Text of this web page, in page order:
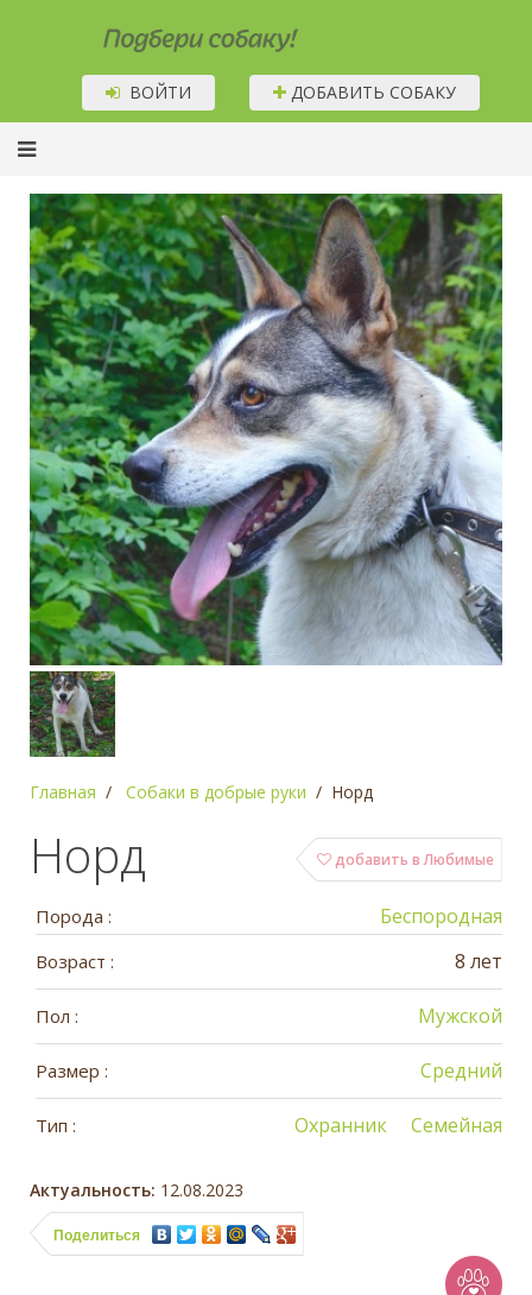
Подбери собаку!
ВОЙТИ ДОБАВИТЬ СОБАКУ
Главная Собаки в добрые руки Норд
добавить в Любимые
Норд
Порода : Беспородная
Возраст : 8 лет
Пол : Мужской
Размер : Средний
Тип : Семейная
Охранник
Актуальность: 12.08.2023
Поделиться